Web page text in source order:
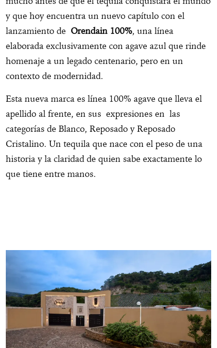
y que hoy encuentra un nuevo capítulo con el
lanzamiento de Orendain 100%, una línea
elaborada exclusivamente con agave azul que rinde
homenaje a un legado centenario, pero en un
contexto de modernidad.
Esta nueva marca es línea 100% agave que lleva el
apellido al frente, en sus expresiones en las
categorías de Blanco, Reposado y Reposado
Cristalino. Un tequila que nace con el peso de una
historia y la claridad de quien sabe exactamente lo
que tiene entre manos.